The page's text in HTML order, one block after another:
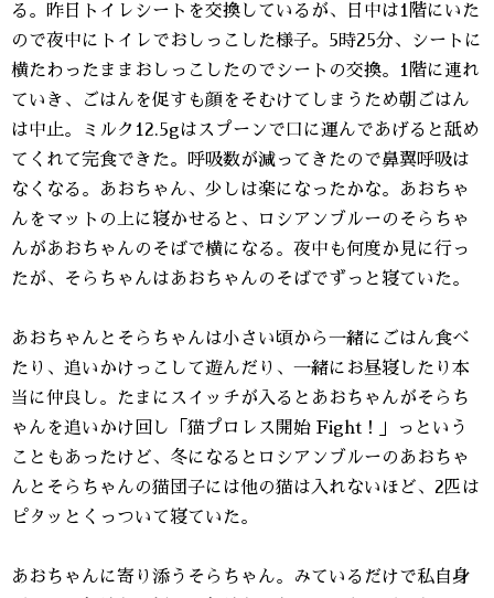
る。昨日トイレシートを交換しているが、日中は1階にいた
ので夜中にトイレでおしっこした様子。5時25分、シートに
横たわったままおしっこしたのでシートの交換。1階に連れ
ていき、ごはんを促すも顔をそむけてしまうため朝ごはん
は中止。ミルク12.5gはスプーンで口に運んであげると舐め
てくれて完食できた。呼吸数が減ってきたので鼻翼呼吸は
なくなる。あおちゃん、少しは楽になったかな。あおちゃ
んをマットの上に寝かせると、ロシアンブルーのそらちゃ
んがあおちゃんのそばで横になる。夜中も何度か見に行っ
たが、そらちゃんはあおちゃんのそばでずっと寝ていた。
あおちゃんとそらちゃんは小さい頃から一緒にごはん食べ
たり、追いかけっこして遊んだり、一緒にお昼寝したり本
当に仲良し。たまにスイッチが入るとあおちゃんがそらち
ゃんを追いかけ回し「猫プロレス開始 Fight！」っという
こともあったけど、冬になるとロシアンブルーのあおちゃ
んとそらちゃんの猫団子には他の猫は入れないほど、2匹は
ピタッとくっついて寝ていた。
あおちゃんに寄り添うそらちゃん。みているだけで私自身